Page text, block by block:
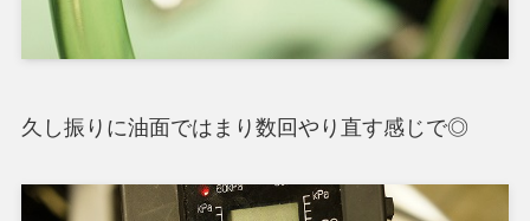
久し振りに油面ではまり数回やり直す感じで◎